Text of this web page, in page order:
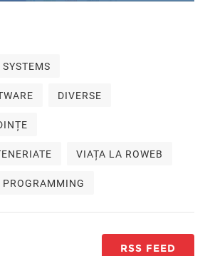
DIVERSE
VIAȚA LA ROWEB
RSS FEED